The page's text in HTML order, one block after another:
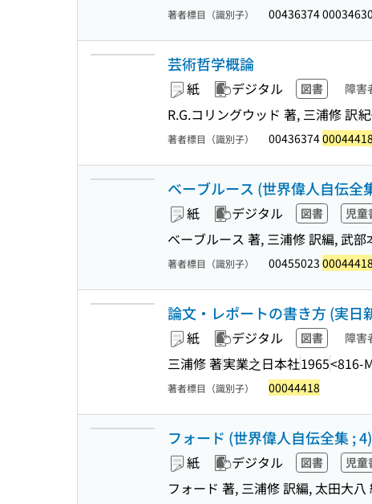
著者標目（識別子） 00436374 00034630
芸術哲学概論
紙 デジタル 図書 障害
R.G.コリングウッド 著, 三浦修 訳
著者標目（識別子） 0043637400044418
ベーブルース (世界偉人自伝全
紙 デジタル 図書 児童
ベーブルース 著, 三浦修 訳編, 武部
著者標目（識別子） 00455023 00044418
論文・レポートの書き方 (実日
紙 デジタル 図書 障害
三浦修 著実業之日本社1965<816-
著者標目（識別子） 00044418
フォード (世界偉人自伝全集 ; 4)
紙 デジタル 図書 児童
フォード 著, 三浦修 訳編, 太田大八